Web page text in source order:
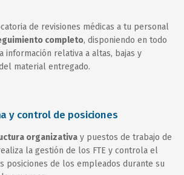
de revisiones médicas a tu personal
completo, disponiendo en todo
información relativa a altas, bajas y
material entregado.
y control de posiciones
organizativa y puestos de trabajo de
la gestión de los FTE y controla el
posiciones de los empleados durante su